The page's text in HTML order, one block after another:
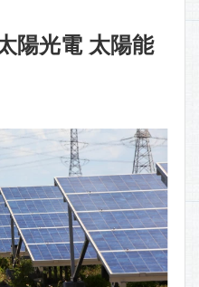
陽光電 太陽能